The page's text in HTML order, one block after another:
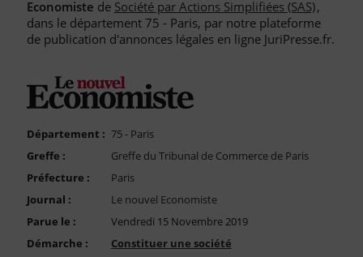
Liste des Greffes
Liste des CCI
FAQ
Nous Contacter
Compte PRO
Economiste de Société par Actions Simplifiées (SAS),
dans le département 75 - Paris, par notre plateforme
de publication d'annonces légales en ligne JuriPresse.fr.
Département : 75 - Paris
Greffe :
Greffe du Tribunal de Commerce de Paris
Préfecture :
Paris
Journal :
Le nouvel Economiste
Parue le :
Vendredi 15 Novembre 2019
Démarche :
Constituer une société